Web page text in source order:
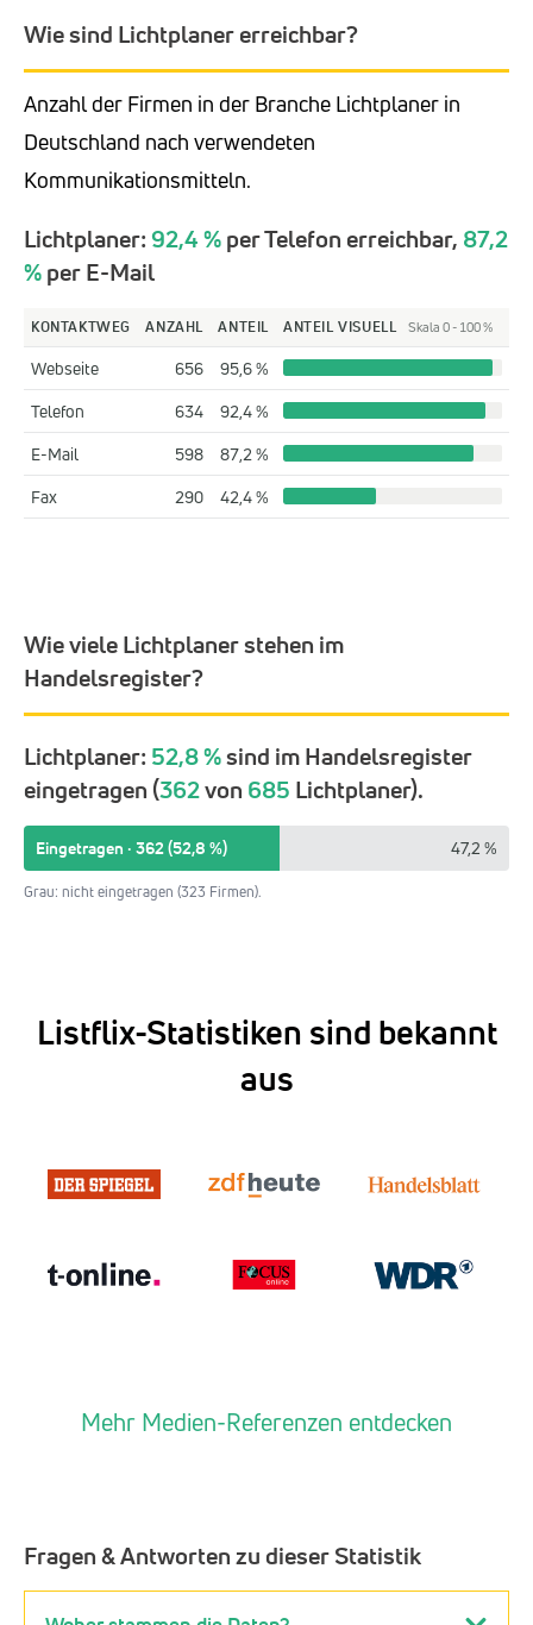
Wie sind Lichtplaner erreichbar?
Anzahl der Firmen in der Branche Lichtplaner in
Deutschland nach verwendeten
Kommunikationsmitteln.
Lichtplaner:92,4 %per Telefon erreichbar, 87,2
%per E-Mail
KONTAKTWEG ANZAHL ANTEIL ANTEIL VISUELL Skala 0 - 100 %
Webseite 656
95,6 %
Telefon
634
92,4 %
E-Mail
598
87,2 %
Fax
290 42,4 %
Wie viele Lichtplaner stehen im
Handelsregister?
Lichtplaner: 52,8 %sind im Handelsregister
eingetragen (362von 685 Lichtplaner).
Eingetragen · 362 (52,8 %) 47,2 %
Grau: nicht eingetragen (323 Firmen).
Listflix-Statistiken sind bekannt
aus
Mehr Medien-Referenzen entdecken
Fragen & Antworten zu dieser Statistik